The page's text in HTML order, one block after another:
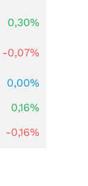
0,30%
-0,07%
0,00%
0,16%
-0,16%